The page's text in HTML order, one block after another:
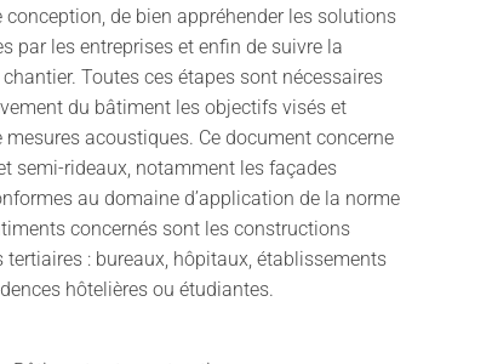
conception, de bien appréhender les solutions
par les entreprises et enfin de suivre la
Toutes ces étapes sont nécessaires
du bâtiment les objectifs visés et
acoustiques. Ce document concerne
semi-rideaux, notamment les façades
au domaine d’application de la norme
concernés sont les constructions
tertiaires : bureaux, hôpitaux, établissements
hôtelières ou étudiantes.